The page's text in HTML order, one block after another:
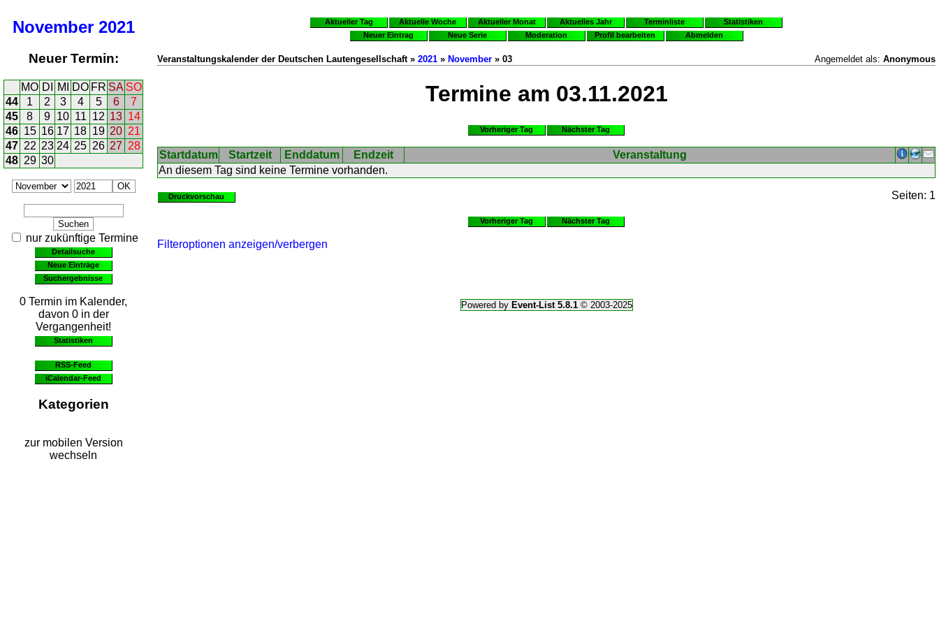
November 2021
Neuer Termin:
MO DI MI DO FR SA SO
44
1 2 3 4 5 6
7
45
8 9 10 11 12 13 14
46 15 16 17 18 19 20 21
47 22 23 24 25 26 27 28
48 29 30
nur zukünftige Termine
Detailsuche
Neue Einträge
Suchergebnisse
0 Termin im Kalender,
davon 0 in der
Vergangenheit!
Statistiken
RSS-Feed
iCalendar-Feed
Kategorien
zur mobilen Version
wechseln
Aktueller Tag Aktuelle Woche Aktueller Monat Aktuelles Jahr Terminliste
Statistiken
Neuer Eintrag
Neue Serie Moderation Profil bearbeiten Abmelden
Veranstaltungskalender der Deutschen Lautengesellschaft » 2021 » November » 03 Angemeldet als: Anonymous
Termine am 03.11.2021
Vorheriger Tag Nächster Tag
Startdatum Startzeit Enddatum Endzeit
Veranstaltung
An diesem Tag sind keine Termine vorhanden.
Druckvorschau Seiten: 1
Vorheriger Tag Nächster Tag
Filteroptionen anzeigen/verbergen
Powered by Event-List 5.8.1© 2003-2025